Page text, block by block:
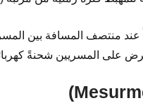
عند منتصف المسافة بين
على المسريين شحنةً